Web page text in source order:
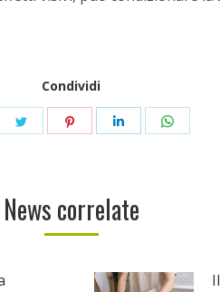
Condividi
Share
Share
Share
News correlate